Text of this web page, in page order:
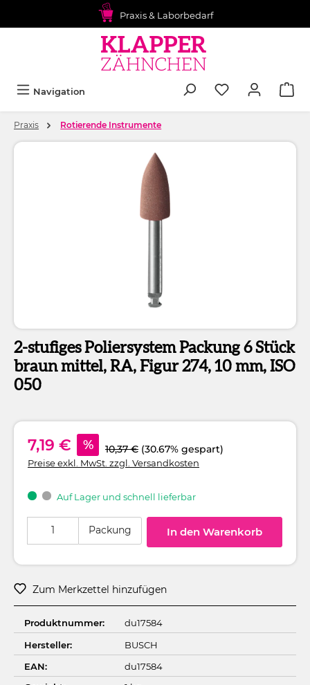
Praxis & Laborbedarf
Navigation
Praxis Rotierende Instrumente
2-stufiges Poliersystem Packung 6 Stück
braun mittel, RA, Figur 274, 10 mm, ISO
050
7,19 € % 10,37 € (30.67% gespart)
Preise exkl. MwSt. zzgl. Versandkosten
Auf Lager und schnell lieferbar
Packung In den Warenkorb
Zum Merkzettel hinzufügen
Produktnummer:
du17584
Hersteller:
BUSCH
EAN:
du17584